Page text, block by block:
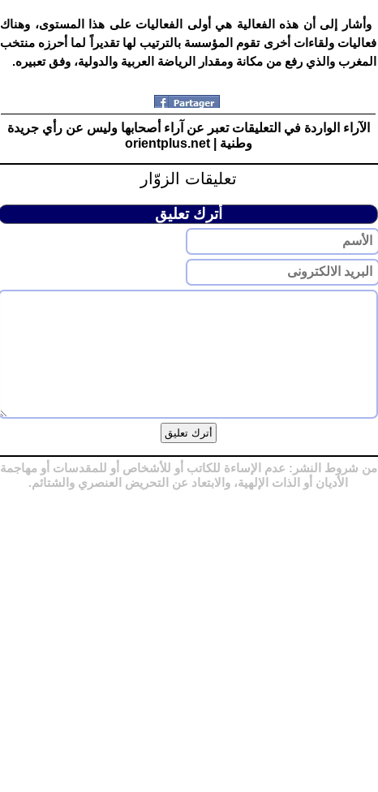
وأشار إلى أن هذه الفعالية هي أولى الفعاليات على هذا المستوى، وهناك
فعاليات ولقاءات أخرى تقوم المؤسسة بالترتيب لها تقديراً لما أحرزه منتخب
المغرب والذي رفع من مكانة ومقدار الرياضة العربية والدولية، وفق تعبيره.
الآراء الواردة في التعليقات تعبر عن آراء أصحابها وليس عن رأي جريدة
وطنية | orientplus.net
تعليقات الزوّار
أترك تعليق
من شروط النشر: عدم الإساءة للكاتب أو للأشخاص أو للمقدسات أو مهاجمة
الأديان أو الذات الإلهية، والابتعاد عن التحريض العنصري والشتائم.